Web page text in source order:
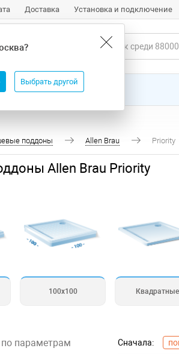
?
Выбрать другой
Доставка Установка и подключение
Бренды
поддоны Allen Brau Priority
Allen Brau Priority
100х100 Квадратные
параметрам Сначала: